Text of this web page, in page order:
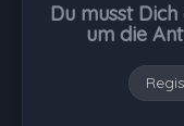
Du musst
um die